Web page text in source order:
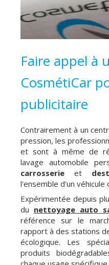
Faire appel à
CosmétiCar
publicitaire
Contrairement à un
pression, les
et sont à même de
lavage automobile
carrosserie et
l'ensemble d'un
Expérimentée depuis
du nettoyage auto
référence sur le
rapport à des stations
écologique. Les
produits